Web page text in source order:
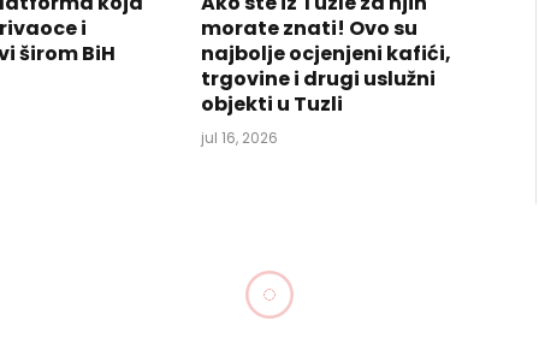
i
širom BiH
morate znati! Ovo su
najbolje ocjenjeni kafići,
trgovine i drugi uslužni
objekti u Tuzli
jul 16, 2026